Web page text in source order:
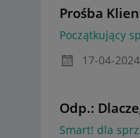
Prośba
Początkujący
‎17-04-2024
Odp.:
Smart! dla